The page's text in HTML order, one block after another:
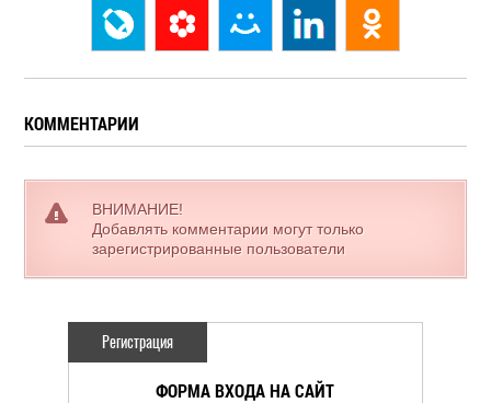
КОММЕНТАРИИ
ВНИМАНИЕ!
Добавлять комментарии могут только
зарегистрированные пользователи
Регистрация
ФОРМА ВХОДА НА САЙТ